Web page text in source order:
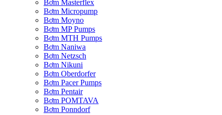
Bơm Masterflex
Bơm Micropump
Bơm Moyno
Bơm MP Pumps
Bơm MTH Pumps
Bơm Naniwa
Bơm Netzsch
Bơm Nikuni
Bơm Oberdorfer
Bơm Pacer Pumps
Bơm Pentair
Bơm POMTAVA
Bơm Ponndorf